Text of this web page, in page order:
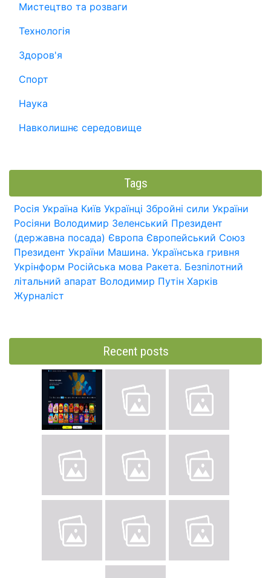
Мистецтво та розваги
Технологія
Здоров'я
Спорт
Наука
Навколишнє середовище
Tags
Росія Україна Київ Українці Збройні сили України
Росіяни Володимир Зеленський Президент
(державна посада) Європа Європейський Союз
Президент України Машина. Українська гривня
Укрінформ Російська мова Ракета. Безпілотний
літальний апарат Володимир Путін Харків
Журналіст
Recent posts